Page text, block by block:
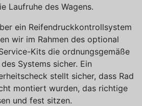
Laufruhe des Wagens.
ein Reifendruckkontrollsystem
wir im Rahmen des optional
Kits die ordnungsgemäße
Systems sicher. Ein
stellt sicher, dass Rad
montiert wurden, das richtige
und fest sitzen.